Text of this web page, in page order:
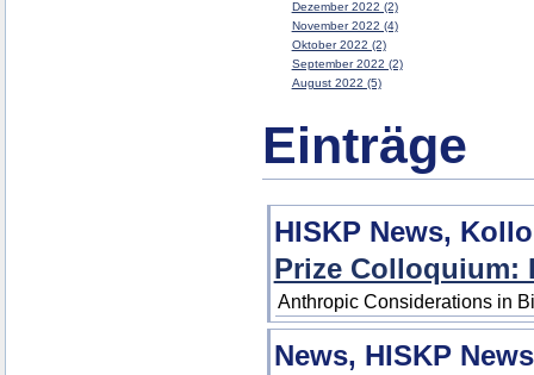
Dezember 2022 (2)
November 2022 (4)
Oktober 2022 (2)
September 2022 (2)
August 2022 (5)
Einträge
HISKP News,
Prize Colloquium:
Anthropic Considerations in
News, HISKP